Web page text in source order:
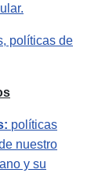
políticas de
políticas
nuestro
y su